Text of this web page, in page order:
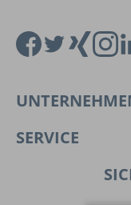
SERVICE